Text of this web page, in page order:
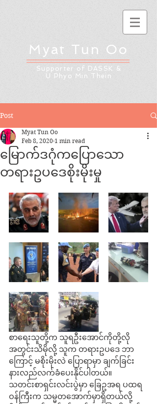
Myat Tun Oo
Supporter of DASSK &
U Phyo Min Thein
Post
မြောက်ဒဂုံကပြောသော
တရားဥပဒေစိုးမိုးမှု
Myat Tun Oo
Feb 8, 2020 1 min read
စာရေးသူတို့က သူရဦးအောင်ကိုတို့လို
အတွင်းသိမိုလို့ သူက တရားဥပဒေ ဘာ
ကြောင့် မစိုးမိုးလဲ ပြောရာမှာ ချက်ခြင်း
နားလည်လက်ခံပေးနိုင်ပါတယ်။
သတင်းစာရှင်းလင်းပွဲမှာ ခြေဥအရ ပထရ
ဝန်ကြီးက သမ္မတအောက်မှာရှိတယ်လို့